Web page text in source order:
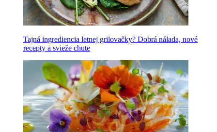
Tajná ingrediencia letnej grilovačky? Dobrá nálada, nové
recepty a svieže chute